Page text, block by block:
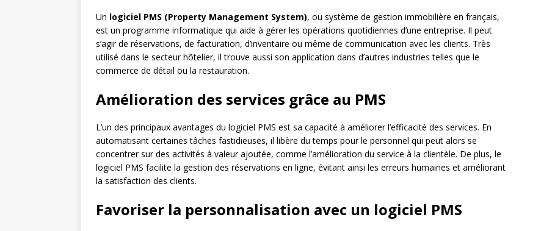
Un logiciel PMS (Property Management System), ou système de gestion immobilière en français,
est un programme informatique qui aide à gérer les opérations quotidiennes d’une entreprise. Il peut
s’agir de réservations, de facturation, d’inventaire ou même de communication avec les clients. Très
utilisé dans le secteur hôtelier, il trouve aussi son application dans d’autres industries telles que le
commerce de détail ou la restauration.
Amélioration des services grâce au PMS
L’un des principaux avantages du logiciel PMS est sa capacité à améliorer l’efficacité des services. En
automatisant certaines tâches fastidieuses, il libère du temps pour le personnel qui peut alors se
concentrer sur des activités à valeur ajoutée, comme l’amélioration du service à la clientèle. De plus, le
logiciel PMS facilite la gestion des réservations en ligne, évitant ainsi les erreurs humaines et améliorant
la satisfaction des clients.
Favoriser la personnalisation avec un logiciel PMS